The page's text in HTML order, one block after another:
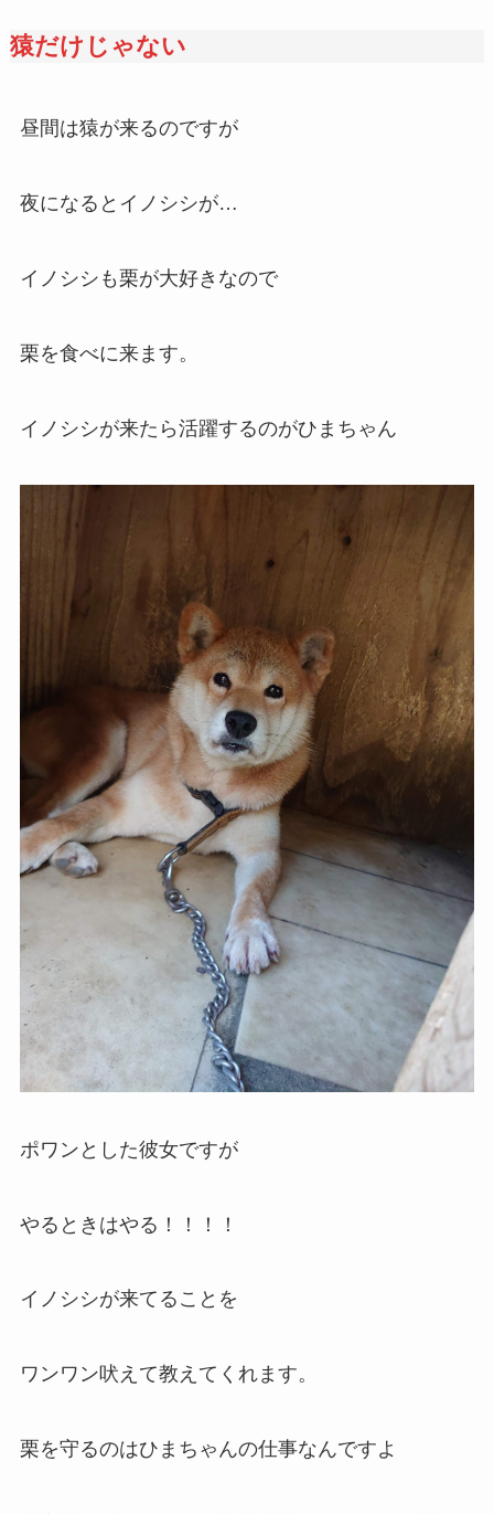
猿だけじゃない
昼間は猿が来るのですが
夜になるとイノシシが…
イノシシも栗が大好きなので
栗を食べに来ます。
イノシシが来たら活躍するのがひまちゃん
ポワンとした彼女ですが
やるときはやる！！！！
イノシシが来てることを
ワンワン吠えて教えてくれます。
栗を守るのはひまちゃんの仕事なんですよ